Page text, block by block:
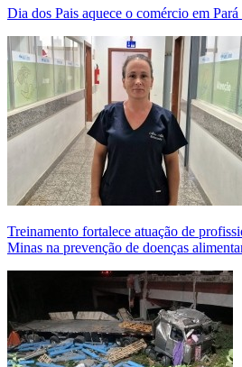
Dia dos Pais aquece o comércio em
Treinamento fortalece atuação de
Minas na prevenção de doenças